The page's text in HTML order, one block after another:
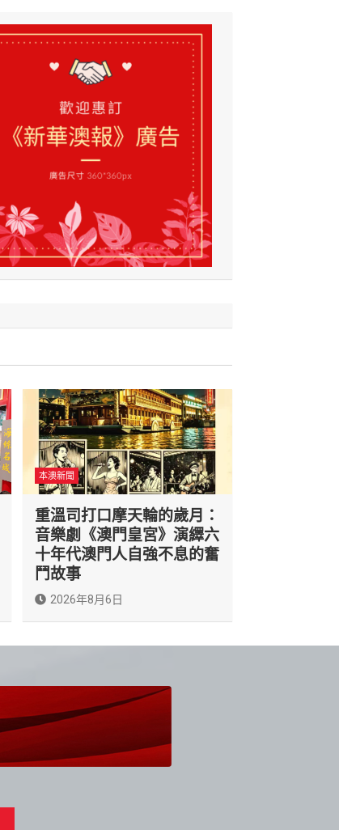
本澳新聞
重溫司打口摩天輪的歲月：
音樂劇《澳門皇宮》演繹六
十年代澳門人自強不息的奮
鬥故事
2026年8月6日